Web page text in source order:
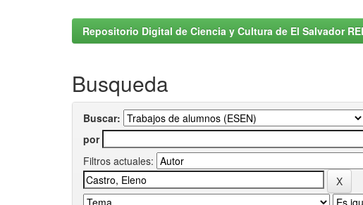
Repositorio Digital de Ciencia y Cultura de El Salvador
Busqueda
Buscar:
por
Filtros actuales: